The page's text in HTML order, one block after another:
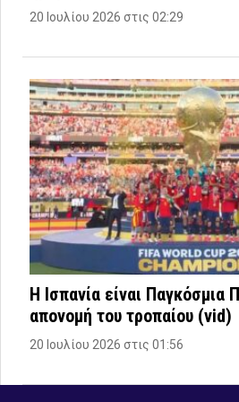
20 Ιουλίου 2026 στις 02:29
Η Ισπανία είναι
απονομή του τροπαίου (vid)
20 Ιουλίου 2026 στις 01:56